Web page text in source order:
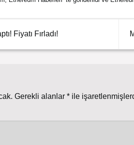
Fiyatı Fırladı!
Gerekli alanlar * ile